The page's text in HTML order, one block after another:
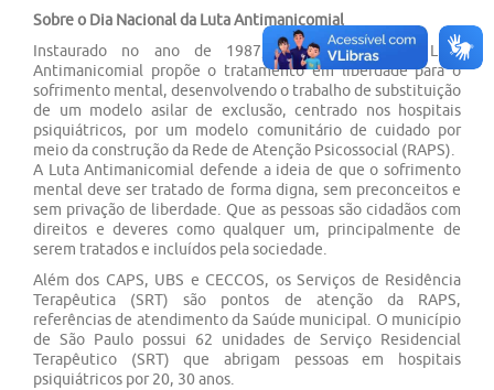
Sobre o Dia Nacional da Luta Antimanicomial
Instaurado no ano de 1987, o Movimento da Luta
Antimanicomial propõe o tratamento em liberdade para o
sofrimento mental, desenvolvendo o trabalho de substituição
de um modelo asilar de exclusão, centrado nos hospitais
psiquiátricos, por um modelo comunitário de cuidado por
meio da construção da Rede de Atenção Psicossocial (RAPS).
A Luta Antimanicomial defende a ideia de que o sofrimento
mental deve ser tratado de forma digna, sem preconceitos e
sem privação de liberdade. Que as pessoas são cidadãos com
direitos e deveres como qualquer um, principalmente de
serem tratados e incluídos pela sociedade.
Além dos CAPS, UBS e CECCOS, os Serviços de Residência
Terapêutica (SRT) são pontos de atenção da RAPS,
referências de atendimento da Saúde municipal. O município
de São Paulo possui 62 unidades de Serviço Residencial
Terapêutico (SRT) que abrigam pessoas em hospitais
psiquiátricos por 20, 30 anos.